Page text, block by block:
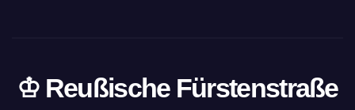
♔ Reußische Fürstenstraße